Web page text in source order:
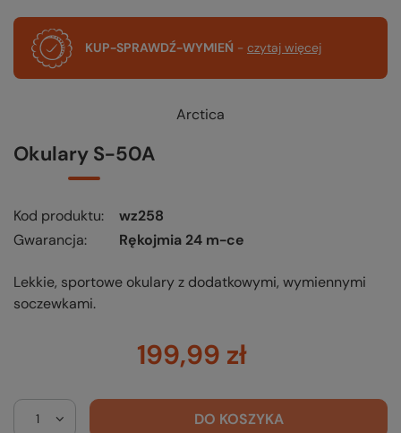
KUP-SPRAWDŹ-WYMIEŃ - czytaj więcej
Arctica
Okulary S-50A
Kod produktu
wz258
Gwarancja
Rękojmia 24 m-ce
Lekkie, sportowe okulary z dodatkowymi, wymiennymi
soczewkami.
199,99 zł
DO KOSZYKA